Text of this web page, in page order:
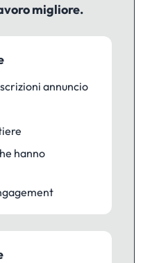
migliore.
annuncio
hanno